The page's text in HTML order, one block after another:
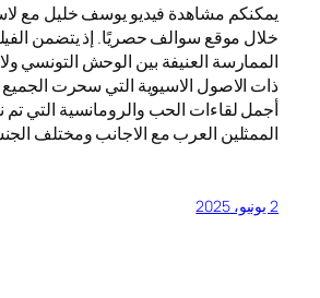
يمكنكم مشاهدة فيديو يوسف خليل مع
خلال موقع سوالف حصريًا. إذ يتضمن
الممارسة العنيفة بين الوحش التونسي
ذات الاصول الاسيوية التي سحرت الجميع
أجمل لقاءات الحب والرومانسية التي
الممثلين العرب مع الاجانب ومختلف
2 يونيو، 2025